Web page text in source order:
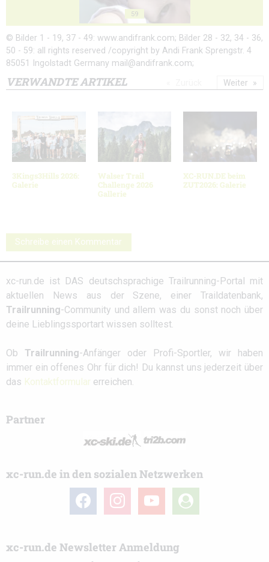
59
© Bilder 1 - 19, 37 - 49: www.andifrank.com; Bilder 28 - 32, 34 - 36,
50 - 59: all rights reserved /copyright by Andi Frank Sprengstr. 4
85051 Ingolstadt Germany mail@andifrank.com;
VERWANDTE ARTIKEL
3Kings3Hills 2026:
Galerie
Walser Trail
Challenge 2026
Gallerie
XC-RUN.DE beim
ZUT2026: Galerie
Weiter
Schreibe einen Kommentar
xc-run.de ist DAS deutschsprachige Trailrunning-Portal mit
aktuellen News aus der Szene, einer Traildatenbank,
Trailrunning-Community und allem was du sonst noch über
deine Lieblingssportart wissen solltest.
Ob Trailrunning-Anfänger oder Profi-Sportler, wir haben
immer ein offenes Ohr für dich! Du kannst uns jederzeit über
das Kontaktformular erreichen.
Partner
xc-run.de in den sozialen Netzwerken
facebook instagramyoutube
user-
circle
xc-run.de Newsletter Anmeldung